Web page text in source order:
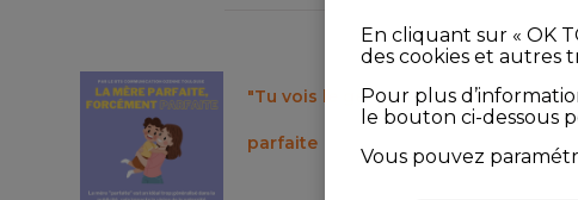
"Tu vois le genre?" : La mère
parfaite
En cliquant sur « OK
des cookies et autres
Pour plus
le bouton ci-dessous
Vous pouvez